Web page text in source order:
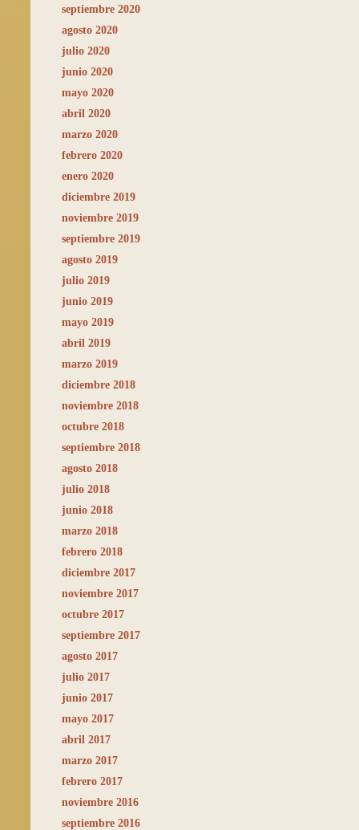
septiembre 2020
agosto 2020
julio 2020
junio 2020
mayo 2020
abril 2020
marzo 2020
febrero 2020
enero 2020
diciembre 2019
noviembre 2019
septiembre 2019
agosto 2019
julio 2019
junio 2019
mayo 2019
abril 2019
marzo 2019
diciembre 2018
noviembre 2018
octubre 2018
septiembre 2018
agosto 2018
julio 2018
junio 2018
marzo 2018
febrero 2018
diciembre 2017
noviembre 2017
octubre 2017
septiembre 2017
agosto 2017
julio 2017
junio 2017
mayo 2017
abril 2017
marzo 2017
febrero 2017
noviembre 2016
septiembre 2016